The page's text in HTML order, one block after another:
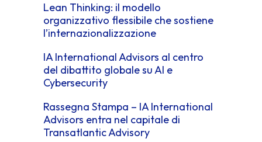
Lean Thinking: il modello
organizzativo flessibile che sostiene
l’internazionalizzazione
IA International Advisors al centro
del dibattito globale su AI e
Cybersecurity
Rassegna Stampa – IA International
Advisors entra nel capitale di
Transatlantic Advisory